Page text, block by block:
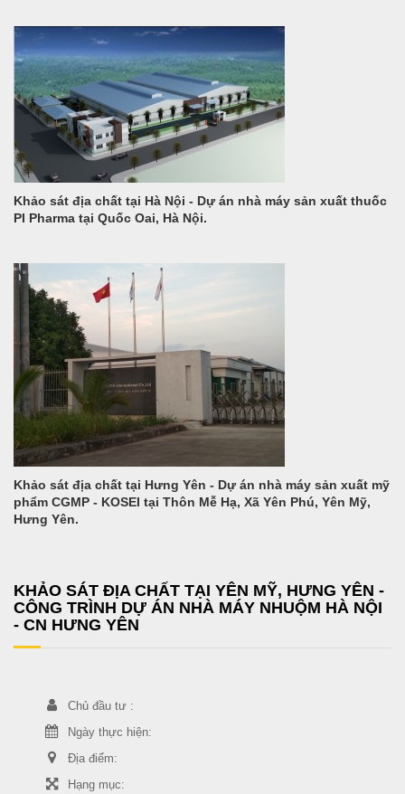
Khảo sát địa chất tại Hà Nội - Dự án nhà máy sản xuất thuốc
PI Pharma tại Quốc Oai, Hà Nội.
Khảo sát địa chất tại Hưng Yên - Dự án nhà máy sản xuất mỹ
phẩm CGMP - KOSEI tại Thôn Mễ Hạ, Xã Yên Phú, Yên Mỹ,
Hưng Yên.
KHẢO SÁT ĐỊA CHẤT TẠI YÊN MỸ, HƯNG YÊN -
CÔNG TRÌNH DỰ ÁN NHÀ MÁY NHUỘM HÀ NỘI
- CN HƯNG YÊN
Chủ đầu tư :
Ngày thực hiện:
Địa điểm:
Hạng mục: